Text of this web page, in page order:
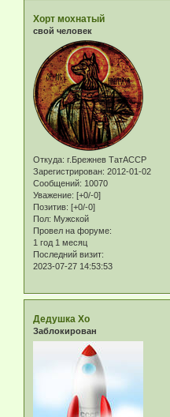
Хорт мохнатый
свой человек
Откуда: г.Брежнев ТатАССР
Зарегистрирован: 2012-01-02
Сообщений: 10070
Уважение: [+0/-0]
Позитив: [+0/-0]
Пол: Мужской
Провел на форуме:
1 год 1 месяц
Последний визит:
2023-07-27 14:53:53
Дедушка Хо
Заблокирован